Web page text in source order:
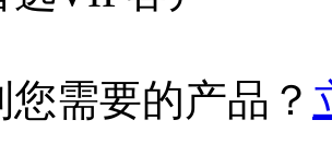
需要的产品？